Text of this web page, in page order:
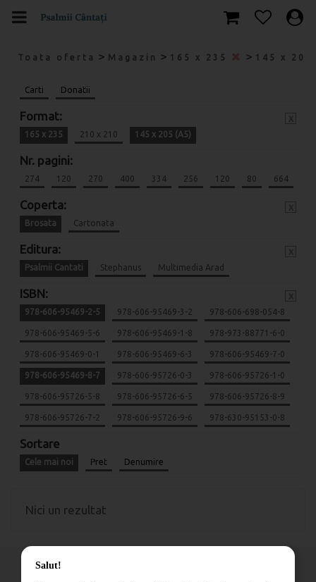
Toata oferta > Magazin > 165 x 235 > 145 x
Carti Donatii
Format:
165 x 235 210 x 210 145 x 205 (A5)
Nr. pagini:
274 120 270 400 334 256 120 80 664
Coperta:
Brosata Cartonata
Editura:
Psalmii Cantati Stephanus Multimedia Arad
ISBN:
978-606-95469-2-5 978-606-95469-3-2 978-606-698-054-8
978-606-95469-5-6 978-606-95469-1-8 978-973-88771-6-0
978-606-95469-0-1 978-606-95469-6-3 978-606-95469-7-0
978-606-95469-8-7 978-606-95726-0-3 978-606-95726-1-0
978-606-95726-5-8 978-606-95726-6-5 978-606-95726-8-9
978-606-95726-7-2 978-606-95726-9-6 978-630-95153-0-8
Sortare
Cele mai noi Pret Denumire
Nici un rezultat
Salut!